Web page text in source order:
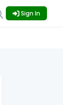
Sign In